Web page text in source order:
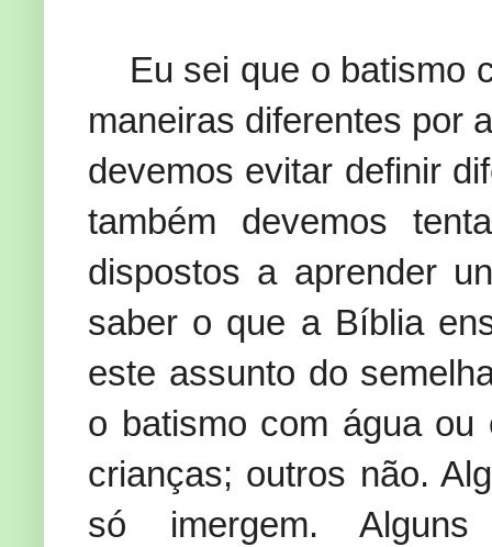
Eu sei que o batismo
maneiras diferentes por
devemos evitar definir
também devemos
dispostos a aprender
saber o que a Bíblia
este assunto do
o batismo com água ou
crianças; outros não.
só imergem.